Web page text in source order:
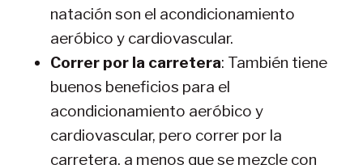
natación son el acondicionamiento
aeróbico y cardiovascular.
Correr por la carretera: También tiene
buenos beneficios para el
acondicionamiento aeróbico y
cardiovascular, pero correr por la
carretera, a menos que se mezcle con